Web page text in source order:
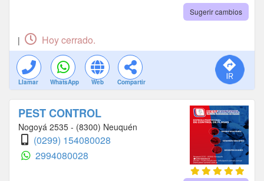
Sugerir cambios
| Hoy cerrado.
Llamar WhatsApp Web Compartir
PEST CONTROL
Nogoyá 2535 - (8300) Neuquén
(0299) 154080028
2994080028